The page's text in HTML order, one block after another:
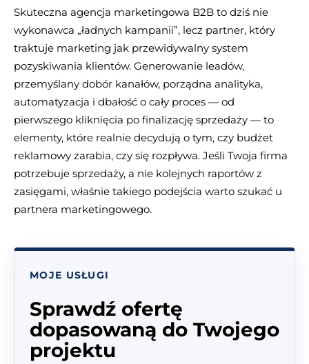
Skuteczna agencja marketingowa B2B to dziś nie
wykonawca „ładnych kampanii”, lecz partner, który
traktuje marketing jak przewidywalny system
pozyskiwania klientów. Generowanie leadów,
przemyślany dobór kanałów, porządna analityka,
automatyzacja i dbałość o cały proces — od
pierwszego kliknięcia po finalizację sprzedaży — to
elementy, które realnie decydują o tym, czy budżet
reklamowy zarabia, czy się rozpływa. Jeśli Twoja firma
potrzebuje sprzedaży, a nie kolejnych raportów z
zasięgami, właśnie takiego podejścia warto szukać u
partnera marketingowego.
MOJE USŁUGI
Sprawdź ofertę
dopasowaną do Twojego
projektu